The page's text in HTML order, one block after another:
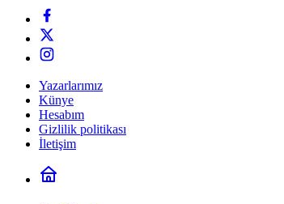
Yazarlarımız
Künye
Hesabım
Gizlilik politikası
İletişim